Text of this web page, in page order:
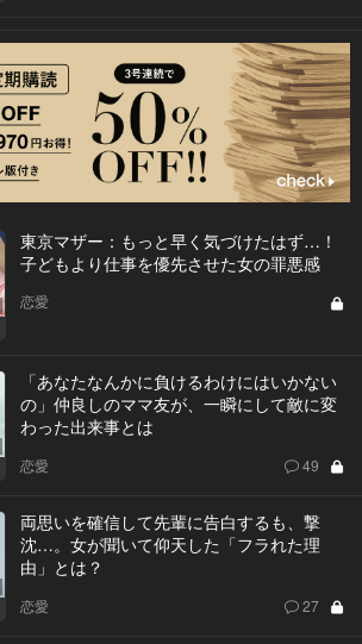
東京マザー：もっと早く気づけたはず…！
子どもより仕事を優先させた女の罪悪感
恋愛
「あなたなんかに負けるわけにはいかない
の」仲良しのママ友が、一瞬にして敵に変
わった出来事とは
恋愛 49
両思いを確信して先輩に告白するも、撃
沈…。女が聞いて仰天した「フラれた理
由」とは？
恋愛 27